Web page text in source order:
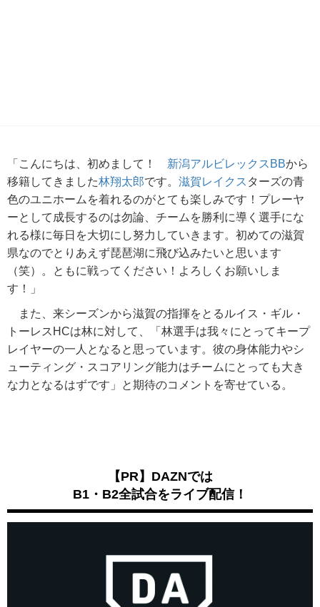
「こんにちは、初めまして！ 新潟アルビレックスBBから
移籍してきました林翔太郎です。 滋賀レイクス ターズの青
色のユニホームを着れるのがとても楽しみです！プレーヤ
ーとして成長するのは勿論、チームを勝利に導く選手にな
れる様に毎日を大切にし努力していきます。初めての滋賀
県なのでとりあえず琵琶湖に飛び込みたいと思います
（笑）。ともに戦ってください！よろしくお願いしま
す！」
また、来シーズンから滋賀の指揮をとるルイス・ギル・
トーレスHCは林に対して、「林選手は我々にとってキープ
レイヤーの一人となると思っています。彼の身体能力やシ
ューティング・スコアリング能力はチームにとっても大き
な力となるはずです」と期待のコメントを寄せている。
【PR】DAZNでは
B1・B2全試合をライブ配信！